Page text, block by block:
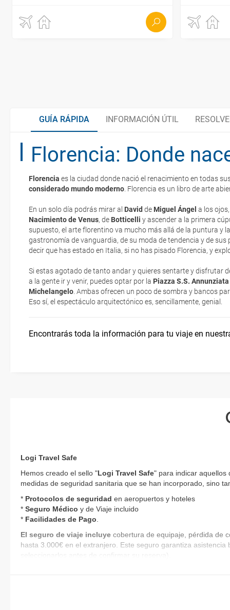
GUÍA RÁPIDA INFORMACIÓN ÚTIL
Florencia: Donde
Florencia es la ciudad donde nació el renacimiento en todas
considerado mundo moderno . Florencia es un libro de arte
En un solo día podrás mirar al David de Miguel Ángel a los
Nacimiento de Venus, de Botticelli y ascender a la primera
supuesto, el arte florentino va mucho más allá de la puntura y
gastronomía de vanguardia, de su moda de tendencia y de sus
decir que has estado en Italia, si no has pisado Florencia, y
Si estas agotado de tanto andar y quieres sentarte y disfrutar
a la gente ir y venir, puedes optar por la Piazza S.S.
Michelangelo . Ambas ofrecen un poco de sombra y bancos
Eso sí, el espectáculo arquitectónico es, sencillamente, genial.
Encontrarás toda la información para tu viaje en
Organiza tu viaje
Documentación
¿Cómo llegar?
Asistencia sanitaria
Moneda y tarjetas
La documentación de tu reserva te será enviada por mail en el
Respecto a las tarjetas de embarque, casi todas las compañías
electrónicos por lo que podrás obtenerlas directamente en los
realizando el check-in por su web.
exigen la presentación de la tarjeta de embarque (que deberás
no te carguen un suplemento extra en el mismo aeropuerto.
En caso de tener que enviarte la documentación de un paquete
Logi Travel Safe
Hemos creado el sello "Logi Travel Safe" para indicar aquellos
medidas de seguridad sanitaria que se han incorporado, sino
* Protocolos de seguridad en aeropuertos y hoteles
* Seguro Médico y de Viaje incluido
* Facilidades de Pago
El seguro de viaje incluye cobertura de equipaje, pérdida de
hasta 3.000€ en el extranjero. Este seguro garantiza
seleccionarlos antes de confirmar su reserva).